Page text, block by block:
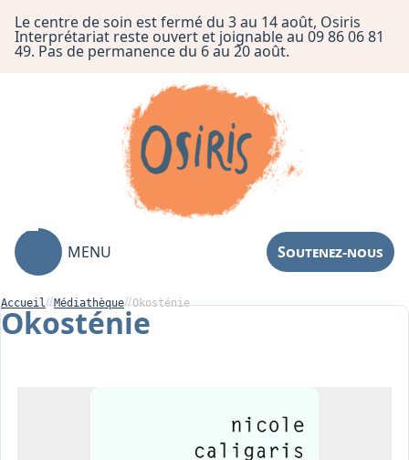
Le centre de soin est fermé du 3 au 14 août, Osiris
Interprétariat reste ouvert et joignable au 09 86 06 81
49. Pas de permanence du 6 au 20 août.
MENU Soutenez-nous
Accueil Médiathèque Okosténie
Okosténie